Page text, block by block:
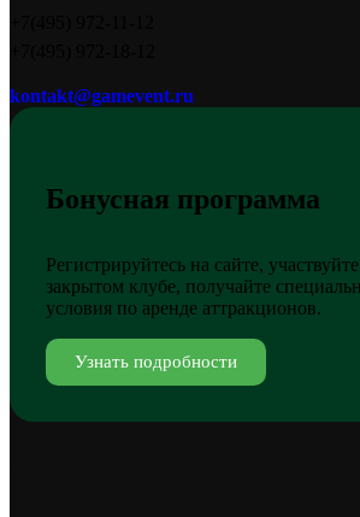
kontakt@gamevent.ru
Бонусная программа
Регистрируйтесь на сайте,
закрытом клубе, получайте
условия по аренде аттракционов.
Узнать подробности